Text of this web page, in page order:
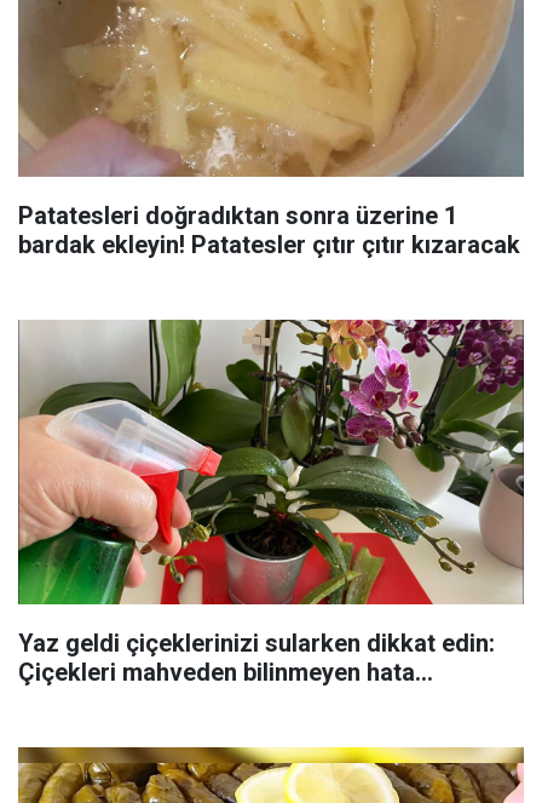
Patatesleri doğradıktan sonra üzerine 1
bardak ekleyin! Patatesler çıtır çıtır kızaracak
Yaz geldi çiçeklerinizi sularken dikkat edin:
Çiçekleri mahveden bilinmeyen hata...